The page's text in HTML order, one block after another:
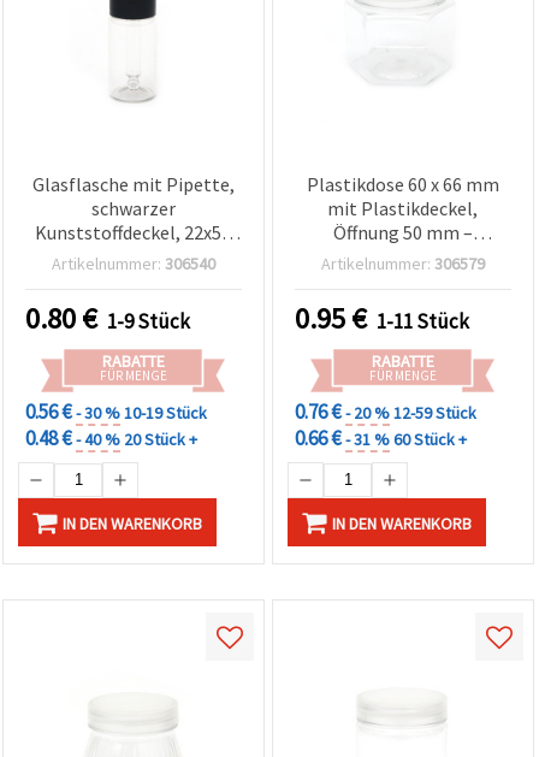
Glasflasche mit Pipette,
schwarzer
Kunststoffdeckel, 22x50
mm, für Basteln & DIY
Artikelnummer: 306540
0.80€ 1-9 Stück
RABATTE
FÜR MENGE
0.56 €- 30 %10-19 Stück
0.48 €- 40 % 20 Stück +
IN DEN WARENKORB
Plastikdose 60 x 66 mm
mit Plastikdeckel,
Öffnung 50 mm –
Aufbewahrungsdose für
Artikelnummer: 306579
0.95€ 1-11 Stück
RABATTE
FÜR MENGE
0.76 €- 20 %12-59 Stück
0.66 €- 31 %60 Stück +
IN DEN WARENKORB